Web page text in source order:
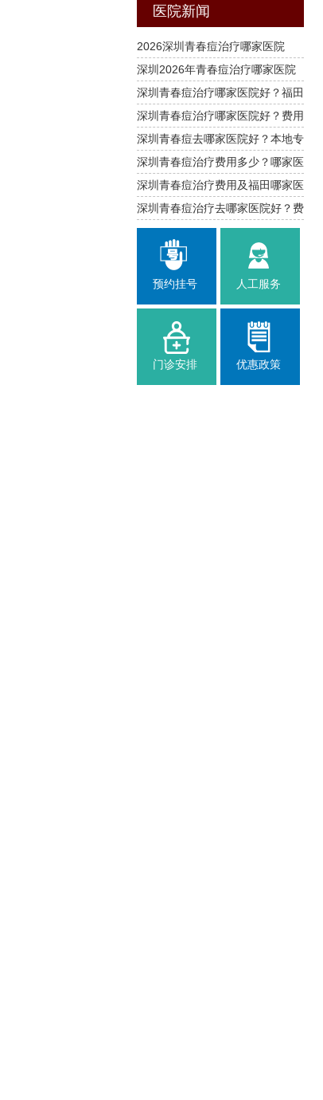
医院新闻
2026深圳青春痘治疗哪家医院
好？福田区专业解析
深圳2026年青春痘治疗哪家医院
好？福田南山推荐
深圳青春痘治疗哪家医院好？福田
南山费用参考
深圳青春痘治疗哪家医院好？费用
与攻略
深圳青春痘去哪家医院好？本地专
业治疗指南
深圳青春痘治疗费用多少？哪家医
院靠谱
深圳青春痘治疗费用及福田哪家医
院口碑好
深圳青春痘治疗去哪家医院好？费
用与建议
预约挂号 人工服务
门诊安排 优惠政策